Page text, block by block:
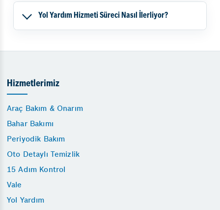
Yol Yardım Hizmeti Süreci Nasıl İlerliyor?
Hizmetlerimiz
Araç Bakım & Onarım
Bahar Bakımı
Periyodik Bakım
Oto Detaylı Temizlik
15 Adım Kontrol
Vale
Yol Yardım